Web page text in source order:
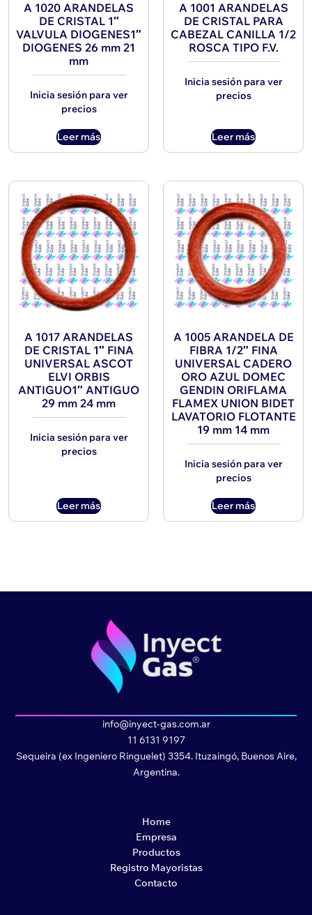
A 1020 ARANDELAS
DE CRISTAL 1″
VALVULA DIOGENES1″
DIOGENES 26 mm 21
mm
Inicia sesión para ver
precios
Leer más
A 1001 ARANDELAS
DE CRISTAL PARA
CABEZAL CANILLA 1/2
ROSCA TIPO F.V.
Inicia sesión para ver
precios
Leer más
A 1017 ARANDELAS
DE CRISTAL 1″ FINA
UNIVERSAL ASCOT
ELVI ORBIS
ANTIGUO1″ ANTIGUO
29 mm 24 mm
Inicia sesión para ver
precios
Leer más
A 1005 ARANDELA DE
FIBRA 1/2″ FINA
UNIVERSAL CADERO
ORO AZUL DOMEC
GENDIN ORIFLAMA
FLAMEX UNION BIDET
LAVATORIO FLOTANTE
19 mm 14 mm
Inicia sesión para ver
precios
Leer más
info@inyect-gas.com.ar
11 6131 9197
Sequeira (ex Ingeniero Ringuelet) 3354. Ituzaingó, Buenos Aire,
Argentina.
Home
Empresa
Productos
Registro Mayoristas
Contacto